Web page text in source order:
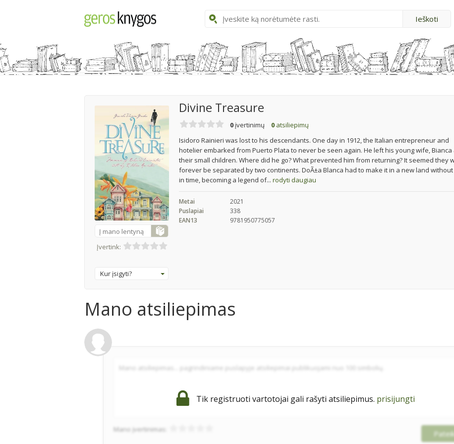
Į mano lentyną
Įvertink:
Kur įsigyti?
Divine Treasure
0 įvertinimų 0 atsiliepimų
Isidoro Rainieri was lost to his descendants. One day in 1912, the Italian entrepreneur and
hotelier embarked from Puerto Plata to never be seen again. He left his young wife, Bianca
their small children. Where did he go? What prevented him from returning? It seemed they
forever be separated by two continents. DoÃ±a Blanca had to make it in a new land without
in time, becoming a legend of... rodyti daugiau
Metai
2021
Puslapiai
338
EAN13
9781950775057
Mano atsiliepimas
Tik registruoti vartotojai gali rašyti atsiliepimus. prisijungti
Mano įvertinimas: